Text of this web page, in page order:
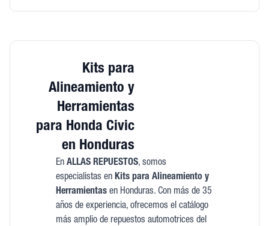
Kits para
Alineamiento y
Herramientas
para Honda Civic
en Honduras
En ALLAS REPUESTOS, somos
especialistas en Kits para Alineamiento y
Herramientasen Honduras. Con más de 35
años de experiencia, ofrecemos el catálogo
más amplio de repuestos automotrices del